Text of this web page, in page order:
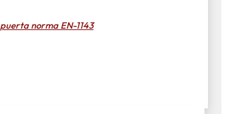
puerta norma EN-1143